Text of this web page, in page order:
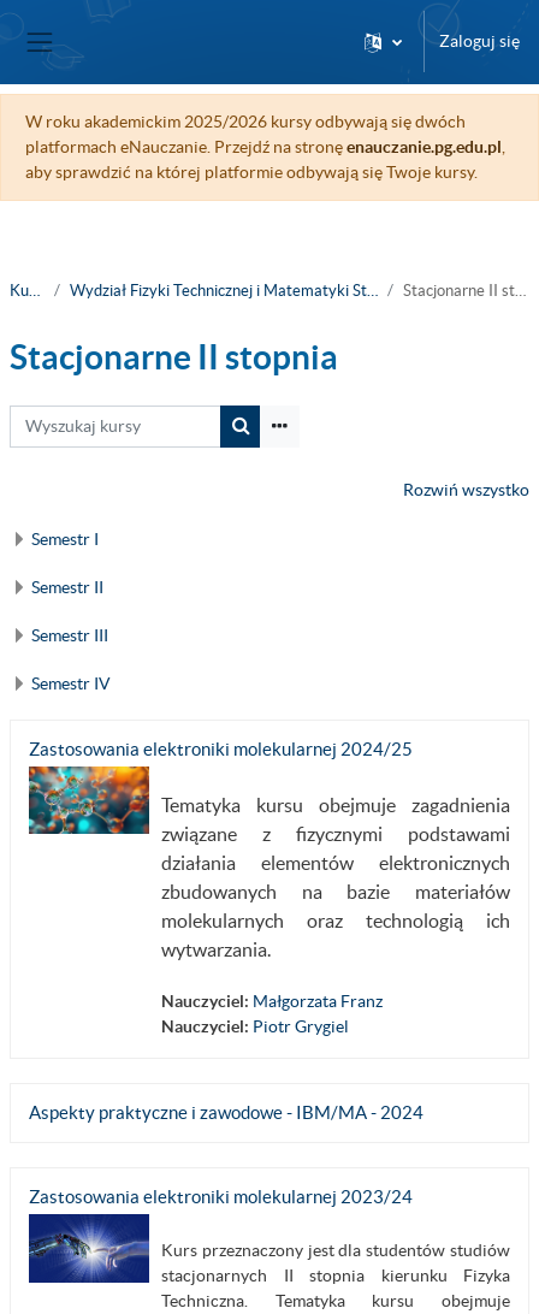
Przejdź do głównej zawartości
Panel boczny
Zaloguj się
W roku akademickim 2025/2026 kursy odbywają się dwóch
platformach eNauczanie. Przejdź na stronęenauczanie.pg.edu.pl
aby sprawdzić na której platformie odbywają się Twoje kursy.
Kursy Wydział Fizyki Technicznej i Matematyki Stosowanej Stacjonarne II stopnia
Stacjonarne II stopnia
Wyszukaj kursy
Wyszukaj kursy
Rozwiń wszystko
Semestr I
Semestr II
Semestr III
Semestr IV
Zastosowania elektroniki molekularnej 2024/25
Tematyka kursu obejmuje zagadnienia
związane z fizycznymi podstawami
działania elementów elektronicznych
zbudowanych na bazie materiałów
molekularnych oraz technologią ich
wytwarzania.
Nauczyciel: Małgorzata Franz
Nauczyciel: Piotr Grygiel
Aspekty praktyczne i zawodowe - IBM/MA - 2024
Zastosowania elektroniki molekularnej 2023/24
Kurs przeznaczony jest dla studentów studiów
stacjonarnych II stopnia kierunku Fizyka
Techniczna. Tematyka kursu obejmuje